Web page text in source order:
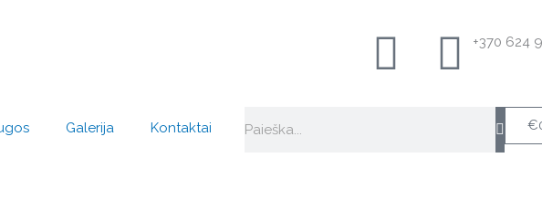
+370 624
Galerija Kontaktai €